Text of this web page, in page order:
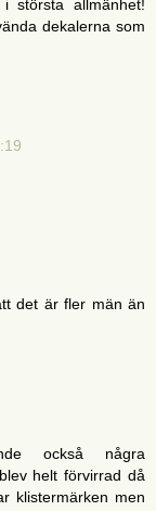
största allmänhet!
dekalerna som
det är fler män än
också några
helt förvirrad då
klistermärken men